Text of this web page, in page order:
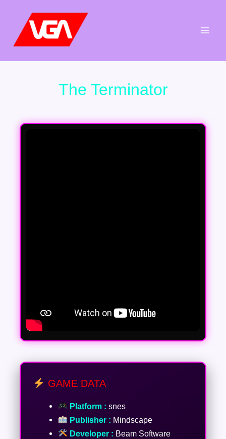
contenu
The Terminator
GAME DATA
Platform : snes
Publisher : Mindscape
Developer : Beam Software